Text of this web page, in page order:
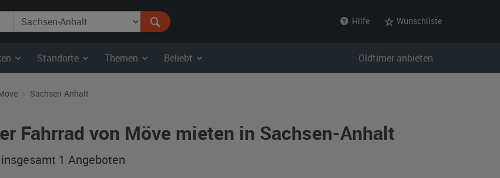
Hilfe Wunschliste
Standorte Themen Beliebt Oldtimer anbieten
Sachsen-Anhalt
Fahrrad von Möve mieten in Sachsen-Anhalt
1 Angeboten